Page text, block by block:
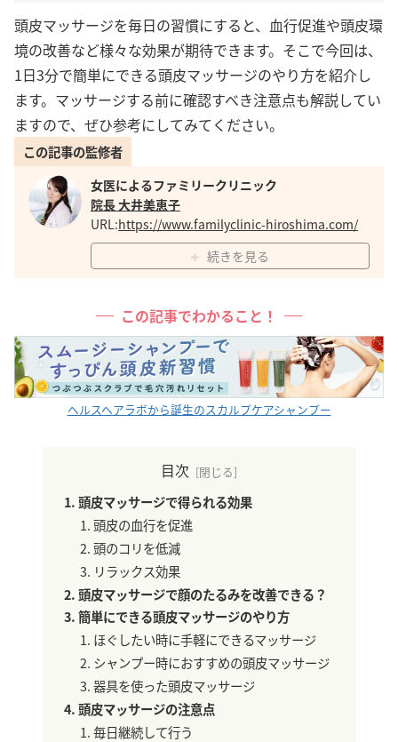
頭皮マッサージを毎日の習慣にすると、血行促進や頭皮環
境の改善など様々な効果が期待できます。そこで今回は、
1日3分で簡単にできる頭皮マッサージのやり方を紹介し
ます。マッサージする前に確認すべき注意点も解説してい
ますので、ぜひ参考にしてみてください。
この記事の監修者
女医によるファミリークリニック
院長 大井美恵子
URL:https://www.familyclinic-hiroshima.com/
続きを見る
この記事でわかること！
ヘルスヘアラボから誕生のスカルプケアシャンプー
目次
頭皮マッサージで得られる効果
頭皮の血行を促進
頭のコリを低減
リラックス効果
頭皮マッサージで顔のたるみを改善できる？
簡単にできる頭皮マッサージのやり方
ほぐしたい時に手軽にできるマッサージ
シャンプー時におすすめの頭皮マッサージ
器具を使った頭皮マッサージ
頭皮マッサージの注意点
毎日継続して行う